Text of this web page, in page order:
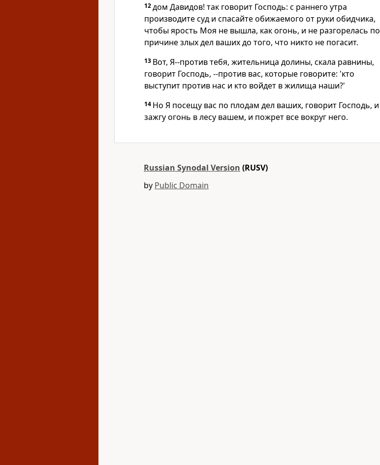
12дом Давидов! так говорит Господь: с раннего утра
производите суд и спасайте обижаемого от руки обидчика,
чтобы ярость Моя не вышла, как огонь, и не разгорелась по
причине злых дел ваших до того, что никто не погасит.
13 Вот, Я--против тебя, жительница долины, скала равнины,
говорит Господь, --против вас, которые говорите: 'кто
выступит против нас и кто войдет в жилища наши?'
14 Но Я посещу вас по плодам дел ваших, говорит Господь, и
зажгу огонь в лесу вашем, и пожрет все вокруг него.
Russian Synodal Version (RUSV)
by Public Domain